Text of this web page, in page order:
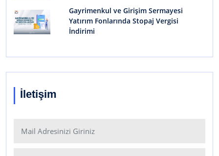
Gayrimenkul ve Girişim Sermayesi
Yatırım Fonlarında Stopaj Vergisi
İndirimi
İletişim